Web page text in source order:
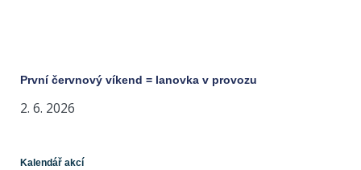
První červnový víkend = lanovka v provozu
2. 6. 2026
Kalendář akcí